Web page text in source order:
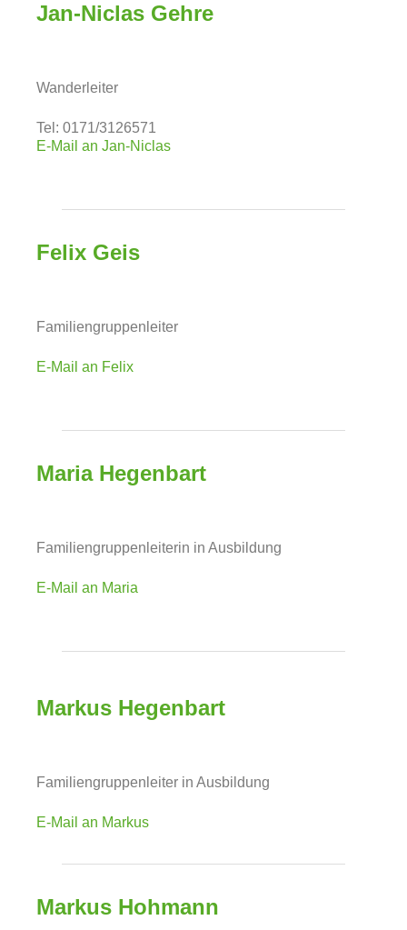
Jan-Niclas Gehre
Wanderleiter
Tel: 0171/3126571
E-Mail an Jan-Niclas
Felix Geis
Familiengruppenleiter
E-Mail an Felix
Maria Hegenbart
Familiengruppenleiterin in Ausbildung
E-Mail an Maria
Markus Hegenbart
Familiengruppenleiter in Ausbildung
E-Mail an Markus
Markus Hohmann